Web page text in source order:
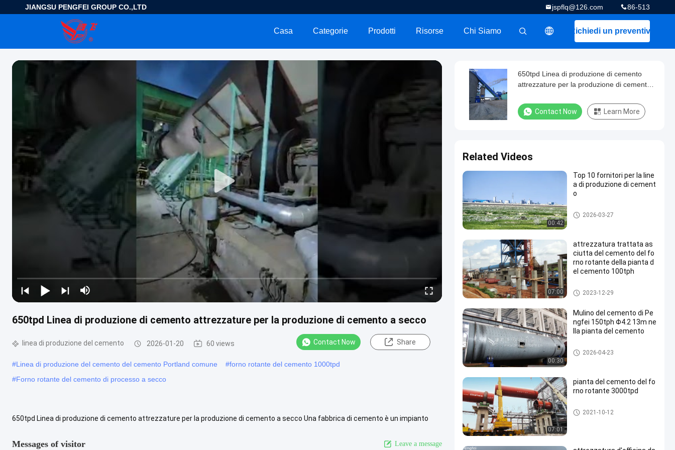
JIANGSU PENGFEI GROUP CO.,LTD 86-513
jspflq@126.com
Richiedi un preventivo
Casa Categorie Prodotti Risorse Chi Siamo
650tpd Linea di produzione di cemento attrezzature per la produzione di cemento a secco
linea di produzione del cemento 2026-01-20 60 views Contact Now Share
#Linea di produzione del cemento del cemento Portland comune #forno rotante del cemento 1000tpd
#Forno rotante del cemento di processo a secco
650tpd Linea di produzione di cemento attrezzature per la produzione di cemento a secco Una fabbrica di cemento è un impianto
Messages of visitor Leave a message
650tpd Linea di produzione di cemento
attrezzature per la produzione di cemento
Contact Now Learn More
Related Videos
00:42
Top 10 fornitori per la line
a di produzione di cement
o
linea di produzione del cement
o
2026-03-27
07:00
attrezzatura trattata as
ciutta del cemento del fo
rno rotante della pianta d
el cemento 100tph
linea di produzione del cement
o
2023-12-29
00:30
Mulino del cemento di Pe
ngfei 150tph Φ4.2 13m ne
lla pianta del cemento
Pianta del fasciame sovrappo
sto di cemento
2026-04-23
07:01
pianta del cemento del fo
rno rotante 3000tpd
linea di produzione del cement
o
2021-10-12